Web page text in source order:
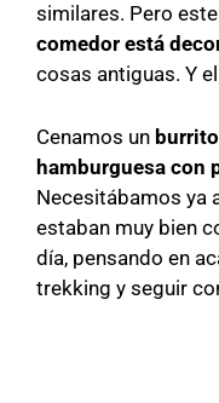
similares. Pero
comedor está
cosas antiguas. Y
Cenamos un
hamburguesa con
Necesitábamos ya
estaban muy bien
día, pensando en
trekking y seguir